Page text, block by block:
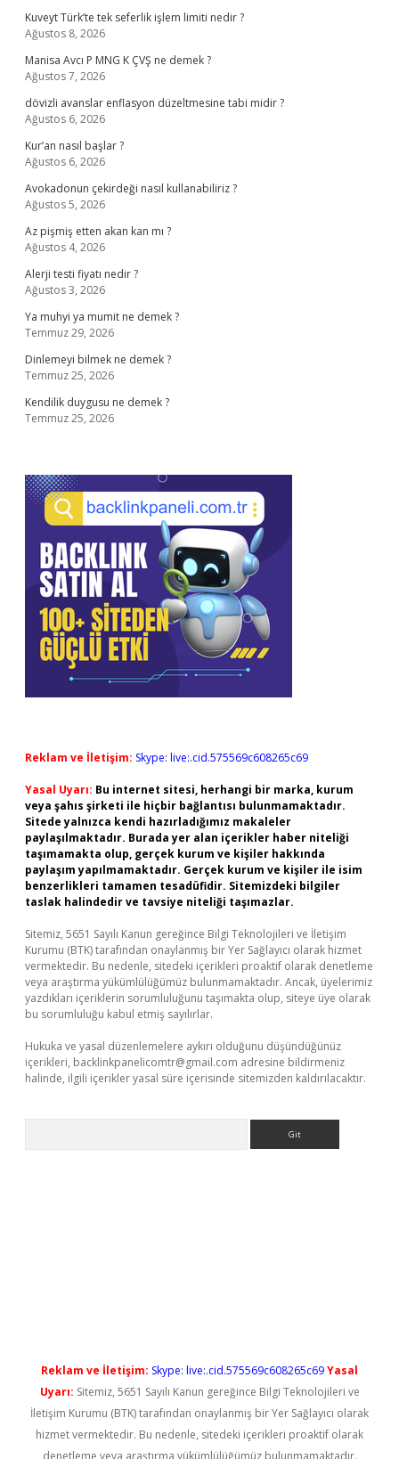
Kuveyt Türk’te tek seferlik işlem limiti nedir ?
Ağustos 8, 2026
Manisa Avcı P MNG K ÇVŞ ne demek ?
Ağustos 7, 2026
dövizli avanslar enflasyon düzeltmesine tabi midir ?
Ağustos 6, 2026
Kur’an nasıl başlar ?
Ağustos 6, 2026
Avokadonun çekirdeği nasıl kullanabiliriz ?
Ağustos 5, 2026
Az pişmiş etten akan kan mı ?
Ağustos 4, 2026
Alerji testi fiyatı nedir ?
Ağustos 3, 2026
Ya muhyi ya mumit ne demek ?
Temmuz 29, 2026
Dinlemeyi bilmek ne demek ?
Temmuz 25, 2026
Kendilik duygusu ne demek ?
Temmuz 25, 2026
Reklam ve İletişim: Skype: live:.cid.575569c608265c69
Yasal Uyarı: Bu internet sitesi, herhangi bir marka, kurum
veya şahıs şirketi ile hiçbir bağlantısı bulunmamaktadır.
Sitede yalnızca kendi hazırladığımız makaleler
paylaşılmaktadır. Burada yer alan içerikler haber niteliği
taşımamakta olup, gerçek kurum ve kişiler hakkında
paylaşım yapılmamaktadır. Gerçek kurum ve kişiler ile isim
benzerlikleri tamamen tesadüfidir. Sitemizdeki bilgiler
taslak halindedir ve tavsiye niteliği taşımazlar.
Sitemiz, 5651 Sayılı Kanun gereğince Bilgi Teknolojileri ve İletişim
Kurumu (BTK) tarafından onaylanmış bir Yer Sağlayıcı olarak hizmet
vermektedir. Bu nedenle, sitedeki içerikleri proaktif olarak denetleme
veya araştırma yükümlülüğümüz bulunmamaktadır. Ancak, üyelerimiz
yazdıkları içeriklerin sorumluluğunu taşımakta olup, siteye üye olarak
bu sorumluluğu kabul etmiş sayılırlar.
Hukuka ve yasal düzenlemelere aykırı olduğunu düşündüğünüz
içerikleri, backlinkpanelicomtr@gmail.com adresine bildirmeniz
halinde, ilgili içerikler yasal süre içerisinde sitemizden kaldırılacaktır.
Reklam ve İletişim: Skype: live:.cid.575569c608265c69Yasal
Uyarı: Sitemiz, 5651 Sayılı Kanun gereğince Bilgi Teknolojileri ve
İletişim Kurumu (BTK) tarafından onaylanmış bir Yer Sağlayıcı olarak
hizmet vermektedir. Bu nedenle, sitedeki içerikleri proaktif olarak
denetleme veya araştırma yükümlülüğümüz bulunmamaktadır.